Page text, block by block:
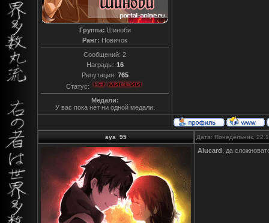
Группа: Шиноби
Ранг: Новичок
Сообщений: 2
Награды: 16
Репутация: 765
Статус:
Медали:
У вас пока нет ни одной медали.
aya_95 Дата: Понедельник,
Alucard , да